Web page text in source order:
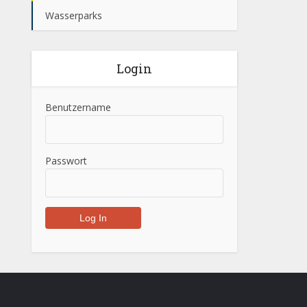
Wasserparks
Login
Benutzername
Passwort